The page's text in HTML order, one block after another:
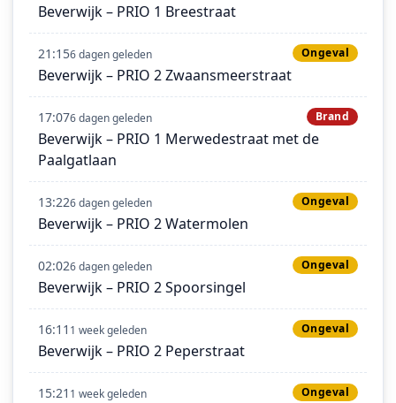
Beverwijk – PRIO 1 Breestraat
21:156 dagen geleden Ongeval
Beverwijk – PRIO 2 Zwaansmeerstraat
17:076 dagen geleden Brand
Beverwijk – PRIO 1 Merwedestraat met de
Paalgatlaan
13:226 dagen geleden Ongeval
Beverwijk – PRIO 2 Watermolen
02:026 dagen geleden Ongeval
Beverwijk – PRIO 2 Spoorsingel
16:11 1 week geleden Ongeval
Beverwijk – PRIO 2 Peperstraat
15:21 1 week geleden Ongeval